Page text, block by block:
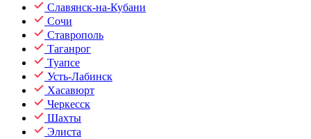
Славянск-на-Кубани
Сочи
Ставрополь
Таганрог
Туапсе
Усть-Лабинск
Хасавюрт
Черкесск
Шахты
Элиста